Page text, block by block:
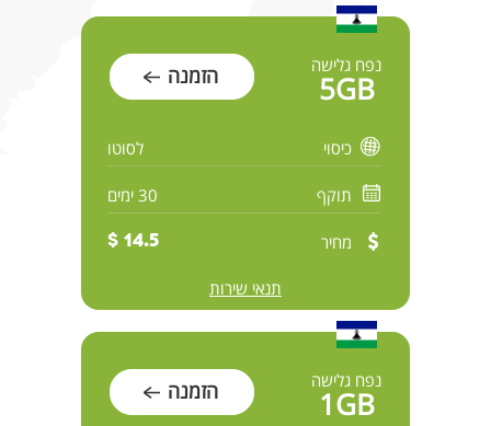
נפח גלישה
5GB הזמנה
כיסוי לסוטו
תוקף 30 ימים
מחיר 14.5 $
תנאי שירות
נפח גלישה
1GB הזמנה